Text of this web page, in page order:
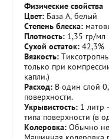
Физические свойства
Цвет: База А, белый
Степень блеска:
Плотность: 1,35 гр/мл
Сухой остаток: 42,3%
Вязкость:
только при
капли.)
Расход: В один слой
поверхности.
Укрывистость: 1 литр
типа поверхности (в
Колеровка: Обычно не